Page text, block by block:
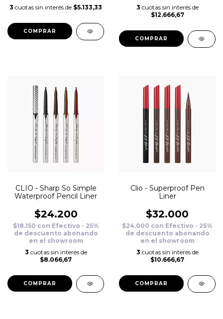
3 cuotas sin interés de $5.133,33
COMPRAR
3 cuotas sin interés de
$12.666,67
COMPRAR
CLIO - Sharp So Simple
Waterproof Pencil Liner
$24.200
$18.150 con Efectivo - 25%
de descuento abonando
en el showroom
3 cuotas sin interés de
$8.066,67
COMPRAR
Clio - Superproof Pen
Liner
$32.000
$24.000 con Efectivo - 25%
de descuento abonando
en el showroom
3 cuotas sin interés de
$10.666,67
COMPRAR